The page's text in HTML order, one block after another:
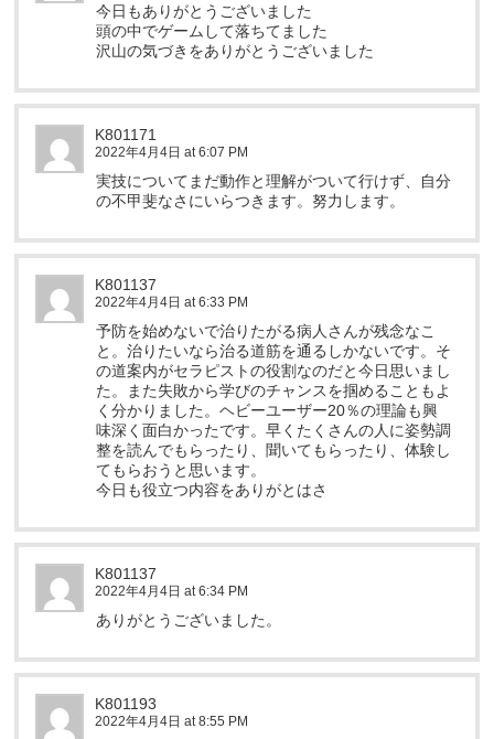
今日もありがとうございました
頭の中でゲームして落ちてました
沢山の気づきをありがとうございました
K801171
2022年4月4日 at 6:07 PM
実技についてまだ動作と理解がついて行けず、自分
の不甲斐なさにいらつきます。努力します。
K801137
2022年4月4日 at 6:33 PM
予防を始めないで治りたがる病人さんが残念なこ
と。治りたいなら治る道筋を通るしかないです。そ
の道案内がセラピストの役割なのだと今日思いまし
た。また失敗から学びのチャンスを掴めることもよ
く分かりました。ヘビーユーザー20％の理論も興
味深く面白かったです。早くたくさんの人に姿勢調
整を読んでもらったり、聞いてもらったり、体験し
てもらおうと思います。
今日も役立つ内容をありがとはさ
K801137
2022年4月4日 at 6:34 PM
ありがとうございました。
K801193
2022年4月4日 at 8:55 PM